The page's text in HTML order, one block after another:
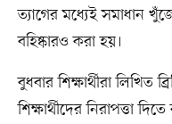
ত্যাগের মধ্যেই সমাধান
বহিষ্কারও করা হয়।
বুধবার শিক্ষার্থীরা লিখিত
শিক্ষার্থীদের নিরাপত্তা